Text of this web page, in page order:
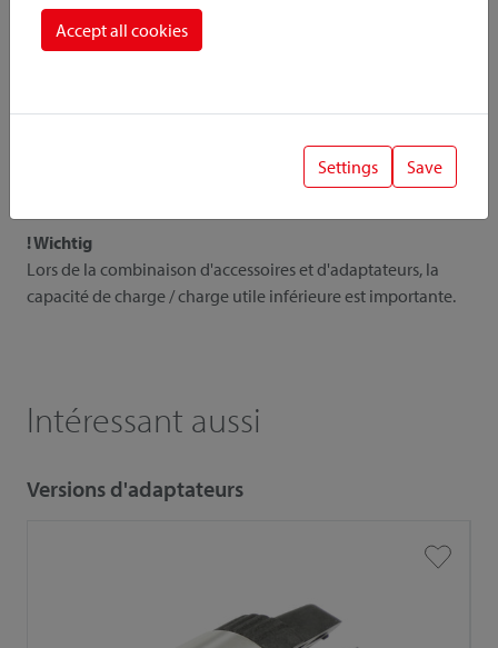
Downloads
! Wichtig
Lors de la combinaison d'accessoires et d'adaptateurs, la
capacité de charge / charge utile inférieure est importante.
Intéressant aussi
Versions d'adaptateurs
Accept all cookies
Settings Save